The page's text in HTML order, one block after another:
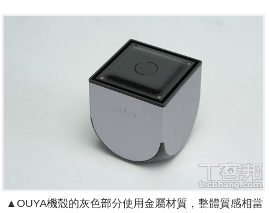
▲OUYA機殼的灰色部分使用金屬材質，整體質感相當